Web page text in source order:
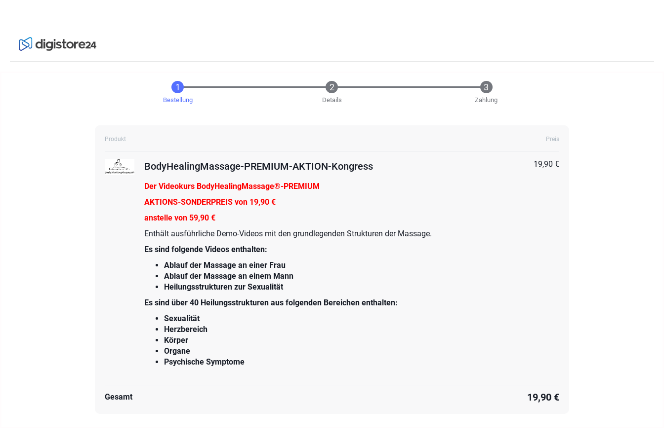
Bestellung Details Zahlung
Produkt Preis
BodyHealingMassage-PREMIUM-AKTION-Kongress
Der Videokurs BodyHealingMassage®-PREMIUM
AKTIONS-SONDERPREIS von 19,90 €
anstelle von 59,90 €
Enthält ausführliche Demo-Videos mit den grundlegenden Strukturen der Massage.
Es sind folgende Videos enthalten:
Ablauf der Massage an einer Frau
Ablauf der Massage an einem Mann
Heilungsstrukturen zur Sexualität
Es sind über 40 Heilungsstrukturen aus folgenden Bereichen enthalten:
Sexualität
Herzbereich
Körper
Organe
Psychische Symptome
19,90 €
Gesamt 19,90 €